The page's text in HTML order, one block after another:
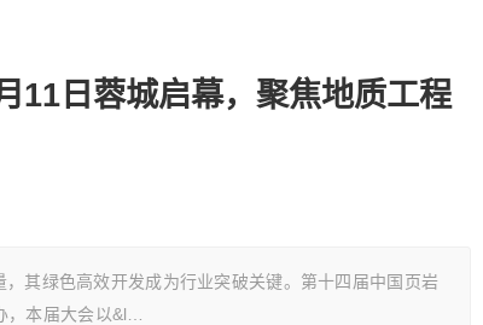
11日蓉城启幕，聚焦地质工程
其绿色高效开发成为行业突破关键。第十四届中国页岩
，本届大会以&l…